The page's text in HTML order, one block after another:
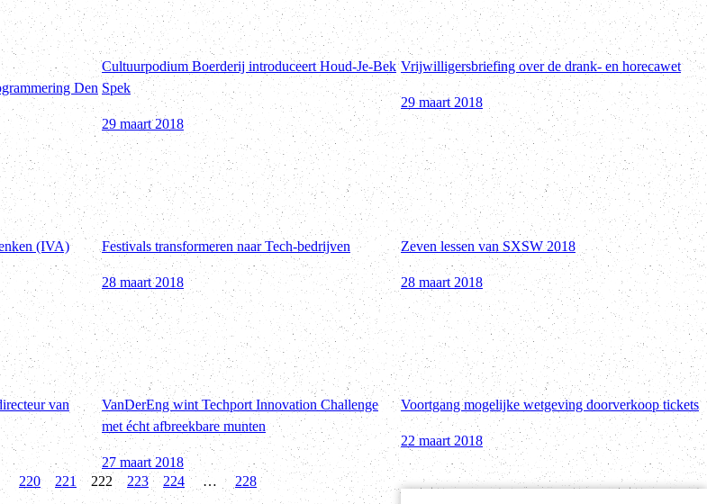
Den
Cultuurpodium Boerderij introduceert Houd-Je-Bek
Spek
29 maart 2018
Vrijwilligersbriefing over de drank- en horecawet
29 maart 2018
(IVA)
Festivals transformeren naar Tech-bedrijven
28 maart 2018
Zeven lessen van SXSW 2018
28 maart 2018
van
VanDerEng wint Techport Innovation Challenge
met écht afbreekbare munten
27 maart 2018
Voortgang mogelijke wetgeving doorverkoop tickets
22 maart 2018
220 221 222 223 224 … 228
Volgende